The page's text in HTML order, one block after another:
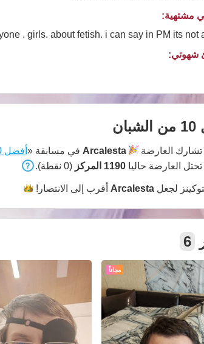
مشتهية:
. girls. about fetish. i can say in PM its not
شهوتي:
تشارك العارضة Arcalesta في مسابقة « أفضل 10 من الشبان
تحتل العارضة حاليا 1190 المركز (0 نقطة).
لجعل Arcalesta أقرب إلى الانتصار!
6
مجاناً